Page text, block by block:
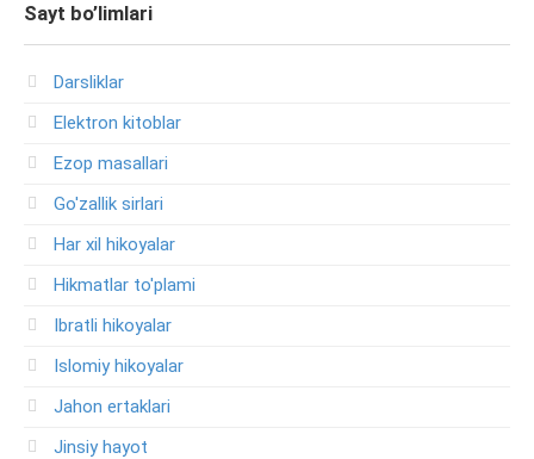
Sayt bo’limlari
Darsliklar
Elektron kitoblar
Ezop masallari
Go'zallik sirlari
Har xil hikoyalar
Hikmatlar to'plami
Ibratli hikoyalar
Islomiy hikoyalar
Jahon ertaklari
Jinsiy hayot